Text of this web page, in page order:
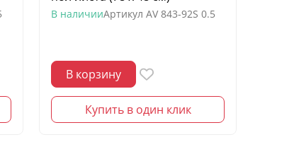
В наличииАртикул AV 843-92S 0.5
В корзину
Купить в один клик